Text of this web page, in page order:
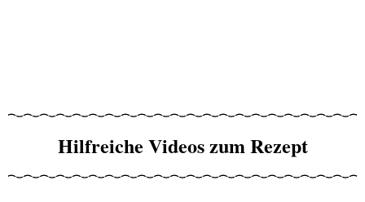
Hilfreiche Videos zum Rezept